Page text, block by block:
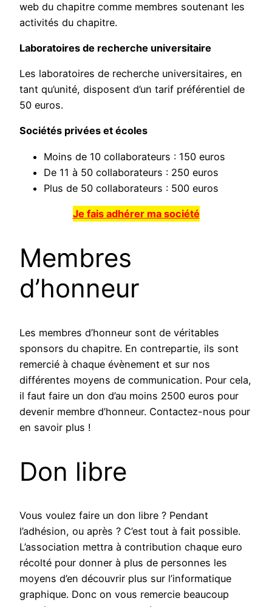
web du chapitre comme membres soutenant les
activités du chapitre.
Laboratoires de recherche universitaire
Les laboratoires de recherche universitaires, en
tant qu’unité, disposent d’un tarif préférentiel de
50 euros.
Sociétés privées et écoles
Moins de 10 collaborateurs : 150 euros
De 11 à 50 collaborateurs : 250 euros
Plus de 50 collaborateurs : 500 euros
Je fais adhérer ma société
Membres
d’honneur
Les membres d’honneur sont de véritables
sponsors du chapitre. En contrepartie, ils sont
remercié à chaque évènement et sur nos
différentes moyens de communication. Pour cela,
il faut faire un don d’au moins 2500 euros pour
devenir membre d’honneur. Contactez-nous pour
en savoir plus !
Don libre
Vous voulez faire un don libre ? Pendant
l’adhésion, ou après ? C’est tout à fait possible.
L’association mettra à contribution chaque euro
récolté pour donner à plus de personnes les
moyens d’en découvrir plus sur l’informatique
graphique. Donc on vous remercie beaucoup